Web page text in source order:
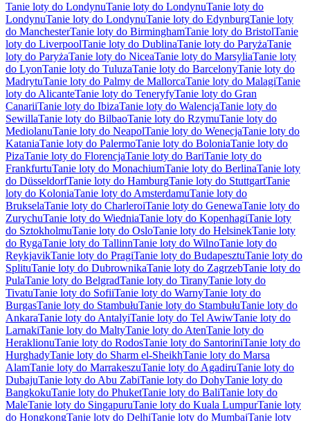
Tanie loty do LondynuTanie loty do LondynuTanie loty do
LondynuTanie loty do LondynuTanie loty do EdynburgTanie loty
do ManchesterTanie loty do BirminghamTanie loty do BristolTanie
loty do LiverpoolTanie loty do DublinaTanie loty do ParyżaTanie
loty do ParyżaTanie loty do NiceaTanie loty do MarsyliaTanie loty
do LyonTanie loty do TuluzaTanie loty do BarcelonyTanie loty do
MadrytuTanie loty do Palmy de MallorcaTanie loty do MalagiTanie
loty do AlicanteTanie loty do TeneryfyTanie loty do Gran
CanariiTanie loty do IbizaTanie loty do WalencjaTanie loty do
SewillaTanie loty do BilbaoTanie loty do RzymuTanie loty do
MediolanuTanie loty do NeapolTanie loty do WenecjaTanie loty do
KataniaTanie loty do PalermoTanie loty do BoloniaTanie loty do
PizaTanie loty do FlorencjaTanie loty do BariTanie loty do
FrankfurtuTanie loty do MonachiumTanie loty do BerlinaTanie loty
do DüsseldorfTanie loty do HamburgTanie loty do StuttgartTanie
loty do KoloniaTanie loty do AmsterdamuTanie loty do
BrukselaTanie loty do CharleroiTanie loty do GenewaTanie loty do
ZurychuTanie loty do WiedniaTanie loty do KopenhagiTanie loty
do SztokholmuTanie loty do OsloTanie loty do HelsinekTanie loty
do RygaTanie loty do TallinnTanie loty do WilnoTanie loty do
ReykjavikTanie loty do PragiTanie loty do BudapesztuTanie loty do
SplituTanie loty do DubrownikaTanie loty do ZagrzebTanie loty do
PulaTanie loty do BelgradTanie loty do TiranyTanie loty do
TivatuTanie loty do SofiiTanie loty do WarnyTanie loty do
BurgasTanie loty do StambułuTanie loty do StambułuTanie loty do
AnkaraTanie loty do AntalyiTanie loty do Tel AwiwTanie loty do
LarnakiTanie loty do MaltyTanie loty do AtenTanie loty do
HeraklionuTanie loty do RodosTanie loty do SantoriniTanie loty do
HurghadyTanie loty do Sharm el-SheikhTanie loty do Marsa
AlamTanie loty do MarrakeszuTanie loty do AgadiruTanie loty do
DubajuTanie loty do Abu ZabiTanie loty do DohyTanie loty do
BangkokuTanie loty do PhuketTanie loty do BaliTanie loty do
MaleTanie loty do SingapuruTanie loty do Kuala LumpurTanie loty
do HongkongTanie loty do DelhiTanie loty do MumbajTanie loty